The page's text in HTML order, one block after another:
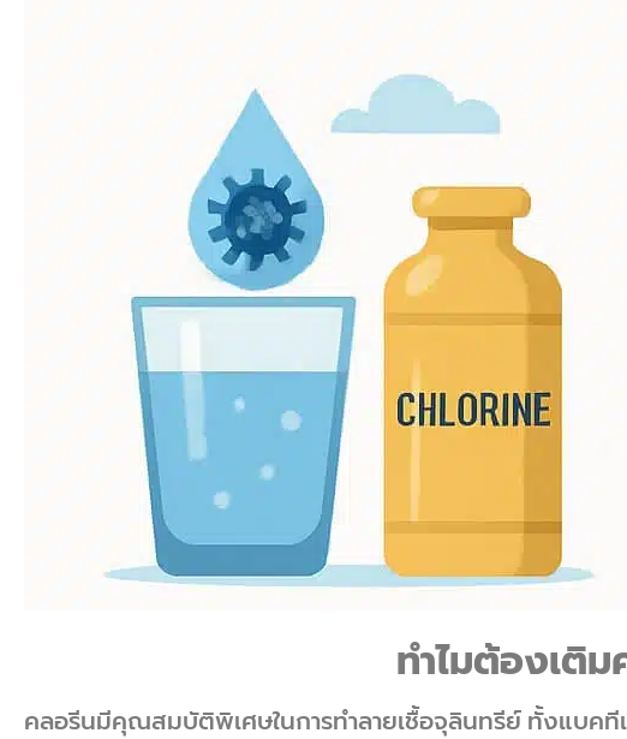
ทำไมต้องเติม
คลอรีนมีคุณสมบัติพิเศษในการทำลายเชื้อจุลินทรีย์ ทั้งแบคทีเ